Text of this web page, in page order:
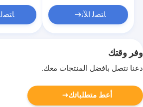
ﺎﺘﺼﻟ ﺍﻶﻧ
وفر وقتك
دعنا نتصل بأفضل المنتجات معك.
أعط متطلباتك